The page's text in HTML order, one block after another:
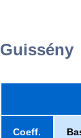
Guissény
Coeff.